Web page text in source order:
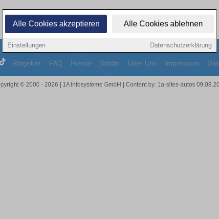
Alle Cookies akzeptieren Alle Cookies ablehnen
Einstellungen Datenschutzerklärung
Ratgeber FAQ Presse Städte Über Uns Impressum
© 2000 - 2026 | 1A Infosysteme GmbH | Content by: 1a-sites-autos